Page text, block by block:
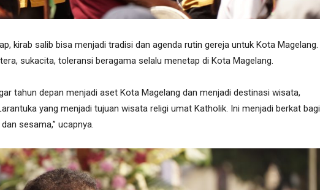
kirab salib bisa menjadi tradisi dan agenda rutin gereja untuk Kota Magelang.
sukacita, toleransi beragama selalu menetap di Kota Magelang.
tahun depan menjadi aset Kota Magelang dan menjadi destinasi wisata,
yang menjadi tujuan wisata religi umat Katholik. Ini menjadi berkat bagi
sesama,” ucapnya.